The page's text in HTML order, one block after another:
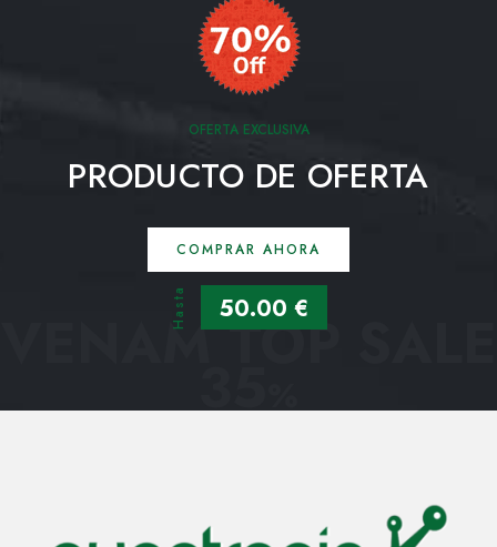
OFERTA EXCLUSIVA
PRODUCTO DE OFERTA
COMPRAR AHORA
Hasta 50.00 €
VENAM TOP SALE
35